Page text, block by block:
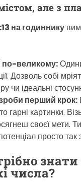
але з
на годиннику
по-великому:
Дозволь собі
чи ідеальні
перший крок:
гарні картинки.
своєї мети.
просто
знати
числа?